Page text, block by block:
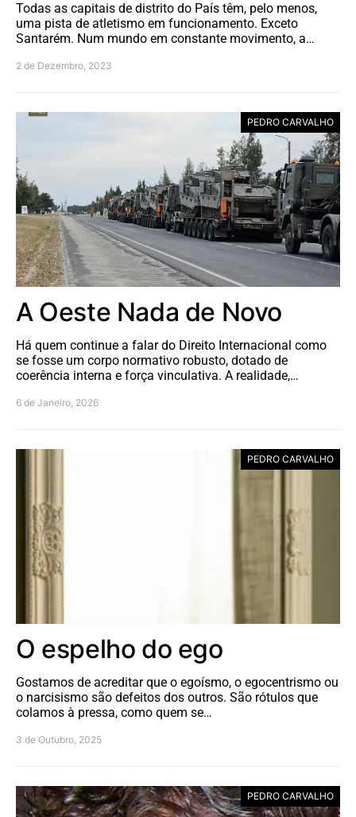
Todas as capitais de distrito do País têm, pelo menos,
uma pista de atletismo em funcionamento. Exceto
Santarém. Num mundo em constante movimento, a…
2 de Dezembro, 2023
PEDRO CARVALHO
A Oeste Nada de Novo
Há quem continue a falar do Direito Internacional como
se fosse um corpo normativo robusto, dotado de
coerência interna e força vinculativa. A realidade,…
6 de Janeiro, 2026
PEDRO CARVALHO
O espelho do ego
Gostamos de acreditar que o egoísmo, o egocentrismo ou
o narcisismo são defeitos dos outros. São rótulos que
colamos à pressa, como quem se…
3 de Outubro, 2025
PEDRO CARVALHO